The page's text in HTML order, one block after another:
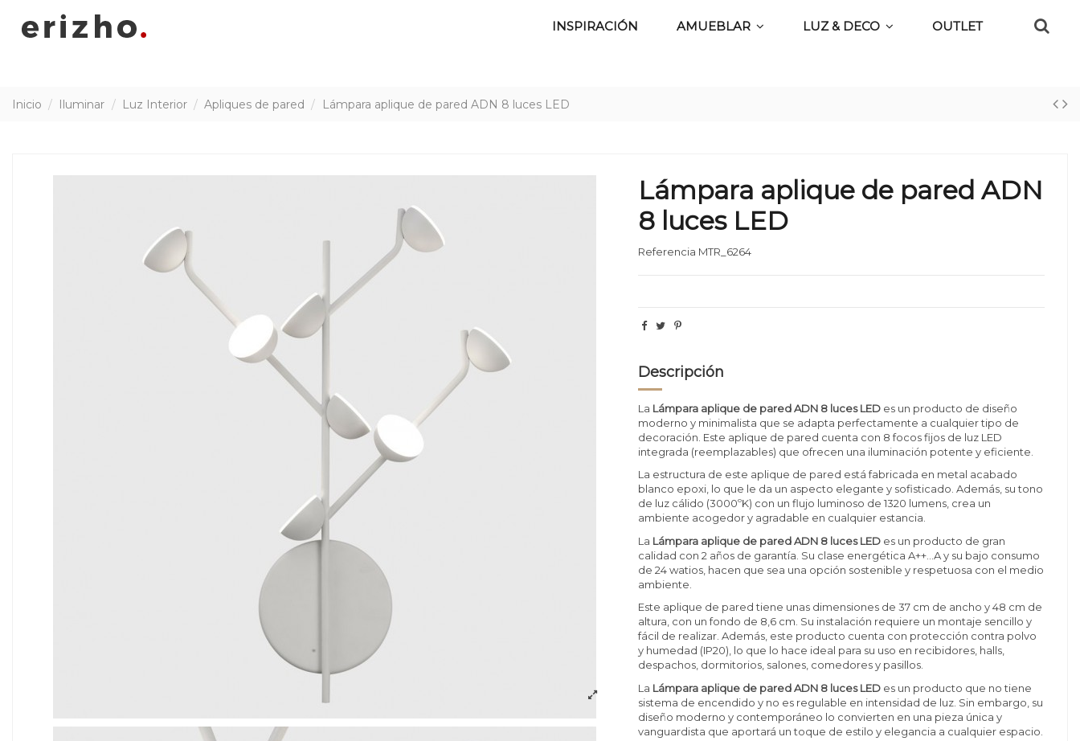
INSPIRACIÓN AMUEBLAR LUZ & DECO OUTLET
Inicio Iluminar Luz Interior Apliques de pared Lámpara aplique de pared ADN 8 luces LED
Lámpara aplique de pared ADN
8 luces LED
Referencia MTR_6264
Descripción
La Lámpara aplique de pared ADN 8 luces LED es un producto de diseño
moderno y minimalista que se adapta perfectamente a cualquier tipo de
decoración. Este aplique de pared cuenta con 8 focos fijos de luz LED
integrada (reemplazables) que ofrecen una iluminación potente y eficiente.
La estructura de este aplique de pared está fabricada en metal acabado
blanco epoxi, lo que le da un aspecto elegante y sofisticado. Además, su tono
de luz cálido (3000ºK) con un flujo luminoso de 1320 lumens, crea un
ambiente acogedor y agradable en cualquier estancia.
La Lámpara aplique de pared ADN 8 luces LED es un producto de gran
calidad con 2 años de garantía. Su clase energética A++...A y su bajo consumo
de 24 watios, hacen que sea una opción sostenible y respetuosa con el medio
ambiente.
Este aplique de pared tiene unas dimensiones de 37 cm de ancho y 48 cm de
altura, con un fondo de 8,6 cm. Su instalación requiere un montaje sencillo y
fácil de realizar. Además, este producto cuenta con protección contra polvo
y humedad (IP20), lo que lo hace ideal para su uso en recibidores, halls,
despachos, dormitorios, salones, comedores y pasillos.
La Lámpara aplique de pared ADN 8 luces LED es un producto que no tiene
sistema de encendido y no es regulable en intensidad de luz. Sin embargo, su
diseño moderno y contemporáneo lo convierten en una pieza única y
vanguardista que aportará un toque de estilo y elegancia a cualquier espacio.